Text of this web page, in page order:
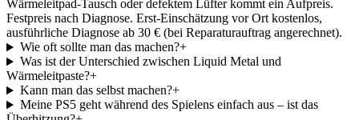
Wärmeleitpad-Tausch oder defektem Lüfter kommt ein Aufpreis.
Festpreis nach Diagnose. Erst-Einschätzung vor Ort kostenlos,
ausführliche Diagnose ab 30 € (bei Reparaturauftrag angerechnet).
Wie oft sollte man das machen?+
Was ist der Unterschied zwischen Liquid Metal und
Wärmeleitpaste?+
Kann man das selbst machen?+
Meine PS5 geht während des Spielens einfach aus – ist das